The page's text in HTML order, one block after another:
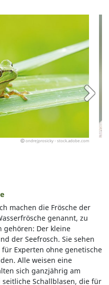
ondrejprosicky - stock.adobe.com
machen die Frösche der
genannt, zu
gehören: Der kleine
der Seefrosch. Sie sehen
Experten ohne genetische
Alle weisen eine
sich ganzjährig am
Schallblasen, die für